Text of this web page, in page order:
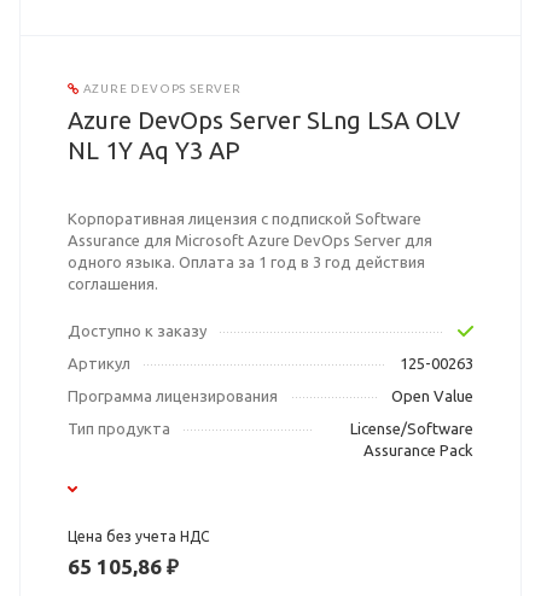
AZURE DEVOPS SERVER
Azure DevOps Server SLng LSA OLV
NL 1Y Aq Y3 AP
Корпоративная лицензия с подпиской Software
Assurance для Microsoft Azure DevOps Server для
одного языка. Оплата за 1 год в 3 год действия
соглашения.
Доступно к заказу
Артикул
125-00263
Программа лицензирования
Open Value
Тип продукта
License/Software
Assurance Pack
Цена без учета НДС
65 105,86 ₽